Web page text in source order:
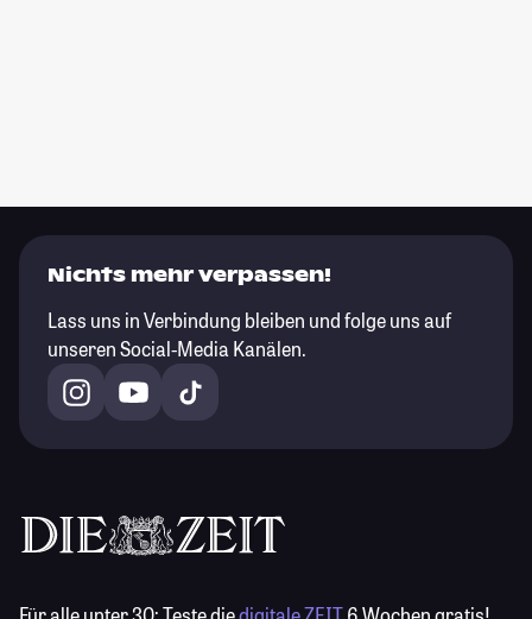
Nichts mehr verpassen!
Lass uns in Verbindung bleiben und folge uns auf
unseren Social-Media Kanälen.